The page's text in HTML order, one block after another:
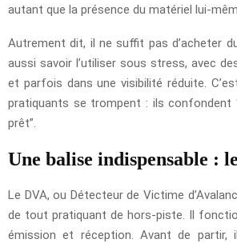
autant que la présence du matériel lui-
Autrement dit, il ne suffit pas d’acheter
aussi savoir l’utiliser sous stress, avec
et parfois dans une visibilité réduite.
pratiquants se trompent : ils confondent
prêt”.
Une balise indispensable :
Le DVA, ou Détecteur de Victime
de tout pratiquant de hors-piste. Il
émission et réception. Avant de